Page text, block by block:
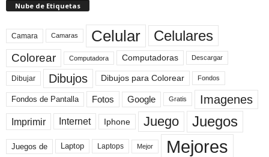
Nube de Etiquetas
Camara Camaras Celular Celulares
Colorear Computadora Computadoras Descargar
Dibujar Dibujos Dibujos para Colorear Fondos
Fondos de Pantalla Fotos Google Gratis Imagenes
Imprimir Internet Iphone Juego Juegos
Juegos de Laptop Laptops Mejor Mejores